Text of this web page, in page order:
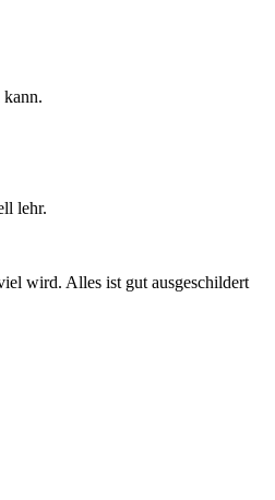
lehr.
wird. Alles ist gut ausgeschildert